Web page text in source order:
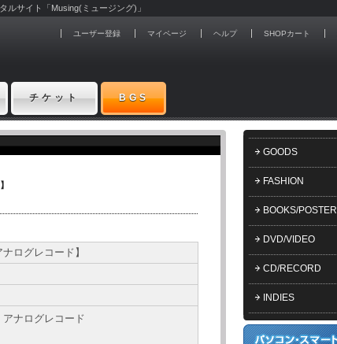
ルサイト「Musing(ミュージング)」
ユーザー登録 マイページ ヘルプ SHOPカート
チケット BGS
GOODS
FASHION
BOOKS/POSTER
DVD/VIDEO
CD/RECORD
INDIES
ログレコード】
アナログレコード